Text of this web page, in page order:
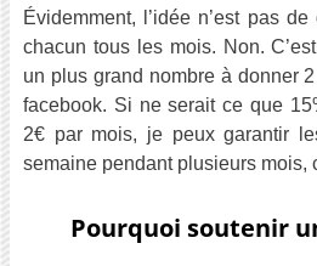
Évidemment, l’idée n’est pas
chacun tous les mois. Non.
un plus grand nombre à donner
facebook. Si ne serait ce que
2€ par mois, je peux garantir
semaine pendant plusieurs mois,
Pourquoi soutenir